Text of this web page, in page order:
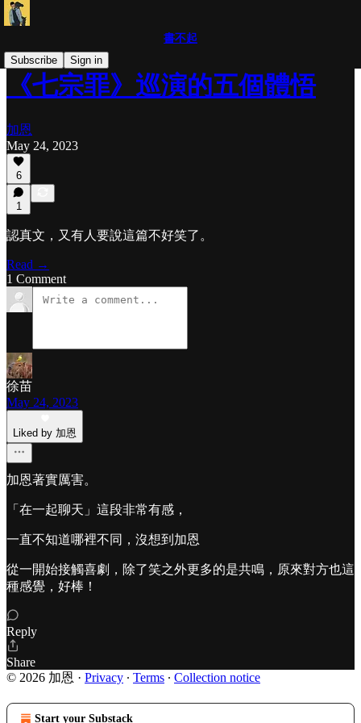
書不起
Subscribe
Sign in
《七宗罪》巡演的五個體悟
加恩
May 24, 2023
6
1
認真文，又有人要說這篇不好笑了。
Read →
1 Comment
徐苗
May 24, 2023
Liked by 加恩
加恩著實厲害。
「在一起聊天」這段非常有感，
一直不知道哪裡不同，沒想到加恩
從一開始接觸喜劇，除了笑之外更多的是共鳴，原來對方也這
種感覺，好棒！
Reply
Share
© 2026 加恩 · Privacy ∙ Terms ∙ Collection notice
Start your Substack